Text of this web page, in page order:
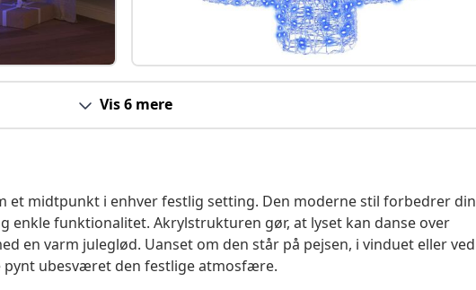
Vis 6 mere
midtpunkt i enhver festlig setting. Den moderne stil forbedrer din
enkle funktionalitet. Akrylstrukturen gør, at lyset kan danse over
en varm juleglød. Uanset om den står på pejsen, i vinduet eller ved
ubesværet den festlige atmosfære.